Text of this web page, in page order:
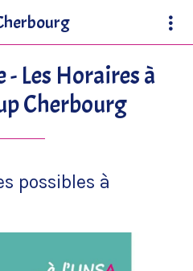
- Les Horaires à
Cherbourg
possibles à